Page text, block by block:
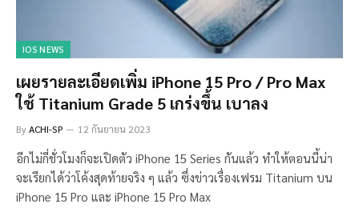
IOS NEWS
เผยรายละเอียดเพิ่ม iPhone 15 Pro / Pro Max
ใช้ Titanium Grade 5 เกร่งขึ้น เบาลง
ByACHI-SP 12 กันยายน 2023
อีกไม่กี่ชั่วโมงก็จะเปิดตัว iPhone 15 Series กันแล้ว ทำให้ตอนนี้น่า
จะเรียกได้ว่าโค้งสุดท้ายจริง ๆ แล้ว ซึ่งข่าวเรื่องเฟรม Titanium บน
iPhone 15 Pro และ iPhone 15 Pro Max